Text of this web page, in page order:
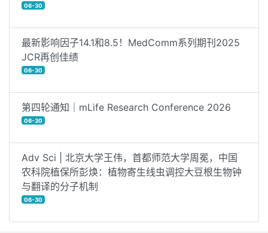
06-30
最新影响因子14.1和8.5！MedComm系列期刊2025
JCR再创佳绩
06-30
第四轮通知｜mLife Research Conference 2026
06-30
Adv Sci | 北京大学王伟，首都师范大学周冕，中国
农科院植保所彭焕：植物寄生线虫调控大豆根生物钟
与翻译的分子机制
06-30